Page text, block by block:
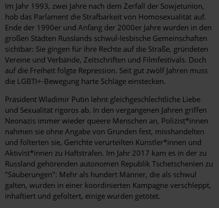
Im Jahr 1993, zwei Jahre nach dem Zerfall der Sowjetunion,
hob das Parlament die Strafbarkeit von Homosexualität auf.
Ende der 1990er und Anfang der 2000er Jahre wurden in den
großen Städten Russlands schwul-lesbische Gemeinschaften
sichtbar: Sie gingen für ihre Rechte auf die Straße, gründeten
Vereine und Verbände, Zeitschriften und Filmfestivals. Doch
auf die Freiheit folgte Repression. Seit gut zwölf Jahren muss
die LGBTI+-Bewegung harte Schläge einstecken.
Präsident Wladimir Putin lehnt gleichgeschlechtliche Liebe
und Sexualität rigoros ab. In den vergangenen Jahren griffen
Neonazis immer wieder queere Menschen an, Polizist*innen
nahmen sie ohne Angabe von Gründen fest, misshandelten
und folterten sie, Gerichte verurteilten Künstler*innen und
Aktivist*innen zu Haftstrafen. Im Jahr 2017 kam es in der zu
Russland gehörenden autonomen Republik Tschetschenien zu
"Säuberungen": Mehr als hundert Männer, die als schwul
galten, wurden in einer koordinierten Kampagne verschleppt,
inhaftiert und gefoltert, einige wurden getötet.